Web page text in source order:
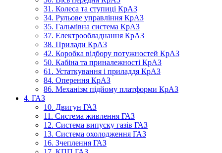
31. Колеса та ступиці КрАЗ
34. Рульове управління КрАЗ
35. Гальмівна система КрАЗ
37. Електрообладнання КрАЗ
38. Прилади КрАЗ
42. Коробка відбору потужностей КрАЗ
50. Кабіна та приналежності КрАЗ
61. Устаткування і приладдя КрАЗ
84. Оперення КрАЗ
86. Механізм підйому платформи КрАЗ
4. ГАЗ
10. Двигун ГАЗ
11. Система живлення ГАЗ
12. Система випуску газів ГАЗ
13. Система охолодження ГАЗ
16. Зчеплення ГАЗ